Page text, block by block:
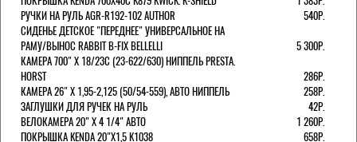
РУЧКИ НА РУЛЬ AGR-R192-102 AUTHOR
540Р.
СИДЕНЬЕ ДЕТСКОЕ "ПЕРЕДНЕЕ" УНИВЕРСАЛЬНОЕ НА
РАМУ/ВЫНОС RABBIT B-FIX BELLELLI
5 300Р.
КАМЕРА 700" Х 18/23C (23-622/630) НИППЕЛЬ PRESTA.
HORST
286Р.
КАМЕРА 26" X 1,95-2,125 (50/54-559), АВТО НИППЕЛЬ
258Р.
ЗАГЛУШКИ ДЛЯ РУЧЕК НА РУЛЬ
42Р.
ВЕЛОКАМЕРА 20" Х 4 1/4" АВТО
1 260Р.
ПОКРЫШКА KENDA 20"Х1,5 K1038
658Р.